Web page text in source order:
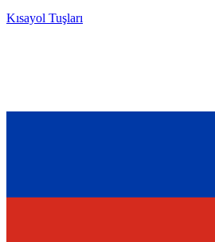
Kısayol Tuşları